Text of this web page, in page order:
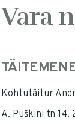
Vara
Kohtutäitur
A. Puškini tn 14,